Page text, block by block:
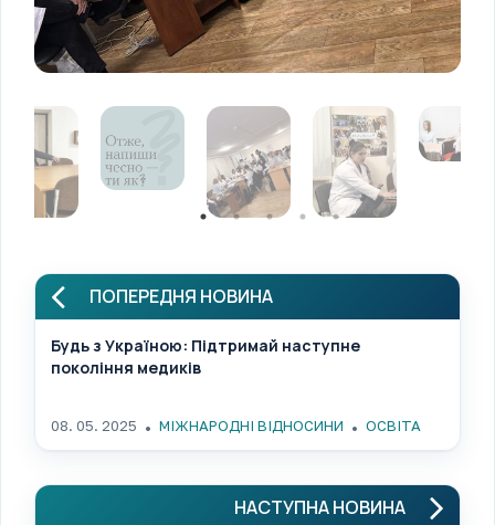
ПОПЕРЕДНЯ НОВИНА
Будь з Україною: Підтримай наступне
покоління медиків
08. 05. 2025 МІЖНАРОДНІ ВІДНОСИНИ ОСВІТА
НАСТУПНА НОВИНА